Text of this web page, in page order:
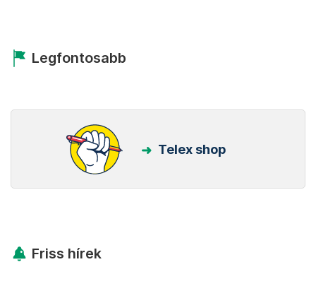
Legfontosabb
Telex shop
Friss hírek